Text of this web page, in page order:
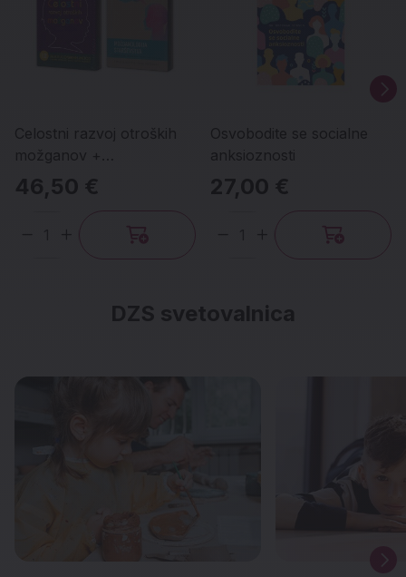
Celostni razvoj otroških
možganov +
Možganologija
starševstva, set
46,50 €
Količina
Osvobodite se socialne
anksioznosti
27,00 €
Količina
DZS svetovalnica